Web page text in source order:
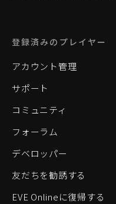
登録済みのプレイヤー
アカウント管理
サポート
コミュニティ
フォーラム
デベロッパー
友だちを勧誘する
EVE Onlineに復帰する